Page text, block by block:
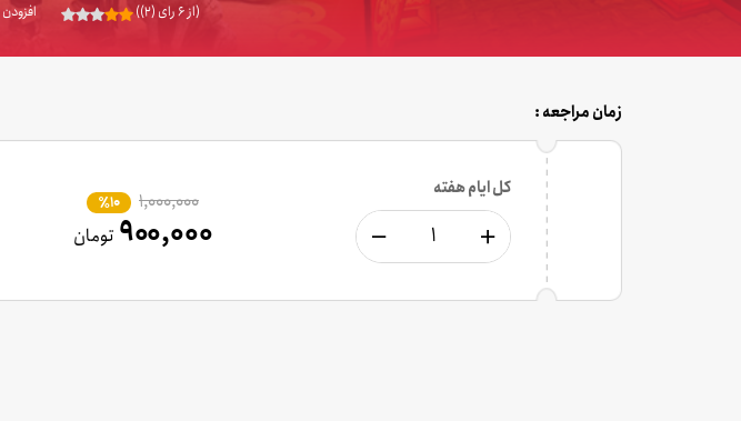
(از 6 رای (2))
زمان مراجعه :
کل ایام هفته ۱,۰۰۰,۰۰۰ ٪10
۹۰۰,۰۰۰ تومان